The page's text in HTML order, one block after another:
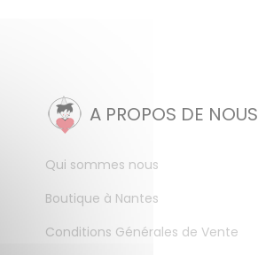
A PROPOS DE NOUS
Qui sommes nous
Boutique à Nantes
Conditions Générales de Vente